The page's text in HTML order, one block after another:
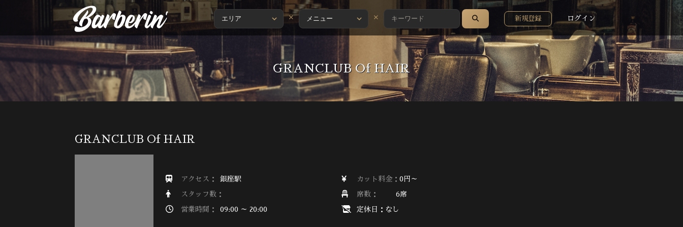
× × 新規登録 ログイン
GRANCLUB Of HAIR
GRANCLUB Of HAIR
アクセス： 銀座駅
スタッフ数：
営業時間： 09:00 ～ 20:00
カット料金： 0円～
席数： 6席
定休日：なし